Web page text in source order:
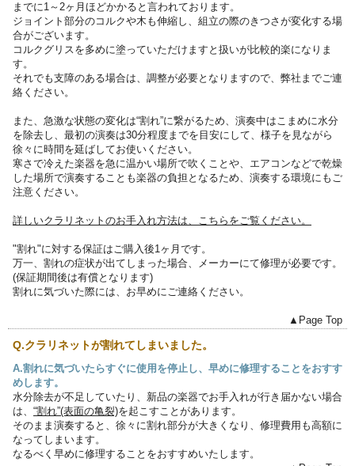
までに1～2ヶ月ほどかかると言われております。
ジョイント部分のコルクや木も伸縮し、組立の際のきつさが変化する場
合がございます。
コルクグリスを多めに塗っていただけますと扱いが比較的楽になりま
す。
それでも支障のある場合は、調整が必要となりますので、弊社までご連
絡ください。
また、急激な状態の変化は“割れ”に繋がるため、演奏中はこまめに水分
を除去し、最初の演奏は30分程度までを目安にして、様子を見ながら
徐々に時間を延ばしてお使いください。
寒さで冷えた楽器を急に温かい場所で吹くことや、エアコンなどで乾燥
した場所で演奏することも楽器の負担となるため、演奏する環境にもご
注意ください。
詳しいクラリネットのお手入れ方法は、こちらをご覧ください。
"割れ"に対する保証はご購入後1ヶ月です。
万一、割れの症状が出てしまった場合、メーカーにて修理が必要です。
(保証期間後は有償となります)
割れに気づいた際には、お早めにご連絡ください。
▲Page Top
Q.クラリネットが割れてしまいました。
A.割れに気づいたらすぐに使用を停止し、早めに修理することをおすす
めします。
水分除去が不足していたり、新品の楽器でお手入れが行き届かない場合
は、 “割れ”(表面の亀裂)を起こすことがあります。
そのまま演奏すると、徐々に割れ部分が大きくなり、修理費用も高額に
なってしまいます。
なるべく早めに修理することをおすすめいたします。